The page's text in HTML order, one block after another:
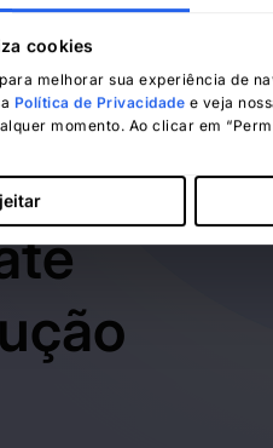
cookies
melhorar sua experiência de
Política de Privacidade e veja
momento. Ao clicar em